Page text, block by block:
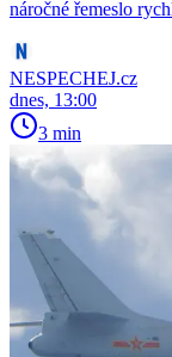
náročné řemeslo
NESPECHEJ.cz
dnes, 13:00
3 min